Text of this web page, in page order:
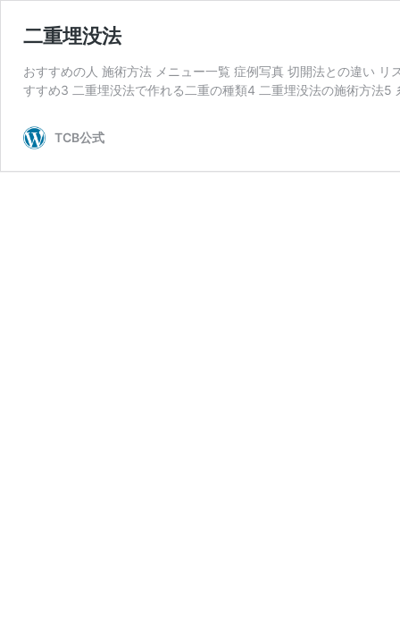
二重埋没法
おすすめの人 施術方法 メニュー一覧 症例写真 切開法との違い
すすめ3 二重埋没法で作れる二重の種類4 二重埋没法の施術方法
TCB公式